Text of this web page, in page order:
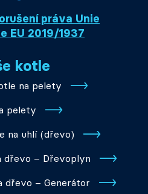
práva Unie
EU 2019/1937
kotle
na pelety
pelety
na uhlí (dřevo)
dřevo – Dřevoplyn
dřevo – Generátor